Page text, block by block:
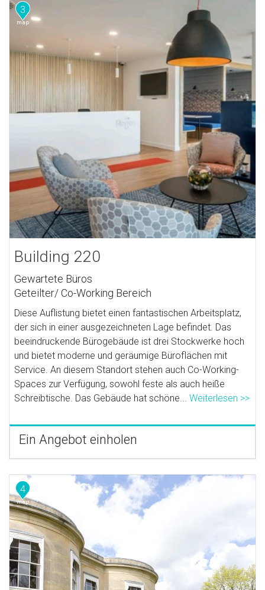
3
Building 220
Gewartete Büros
Geteilter/ Co-Working Bereich
Diese Auflistung bietet einen fantastischen Arbeitsplatz,
der sich in einer ausgezeichneten Lage befindet. Das
beeindruckende Bürogebäude ist drei Stockwerke hoch
und bietet moderne und geräumige Büroflächen mit
Service. An diesem Standort stehen auch Co-Working-
Spaces zur Verfügung, sowohl feste als auch heiße
Schreibtische. Das Gebäude hat schöne...Weiterlesen >>
Ein Angebot einholen
4